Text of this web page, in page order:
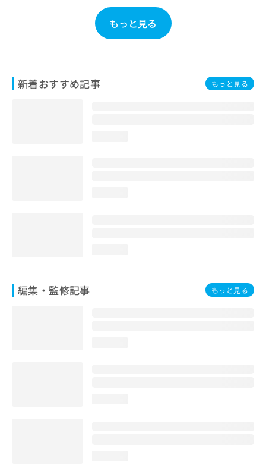
もっと見る
新着おすすめ記事 もっと見る
編集・監修記事 もっと見る
は
こ